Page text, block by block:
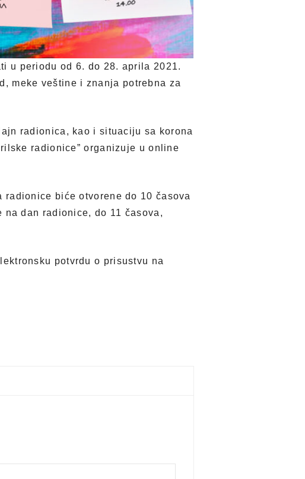
u periodu od 6. do 28. aprila 2021.
meke veštine i znanja potrebna za
radionica, kao i situaciju sa korona
radionice” organizuje u online
biće otvorene do 10 časova
dan radionice, do 11 časova,
potvrdu o prisustvu na